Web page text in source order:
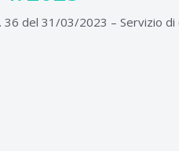
del 31/03/2023 – Servizio di